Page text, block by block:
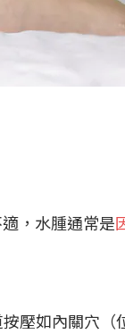
，水腫通常是
按壓如內關穴